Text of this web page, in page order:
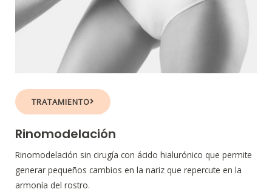
TRATAMIENTO
Rinomodelación
Rinomodelación sin cirugía con ácido hialurónico que permite
generar pequeños cambios en la nariz que repercute en la
armonía del rostro.